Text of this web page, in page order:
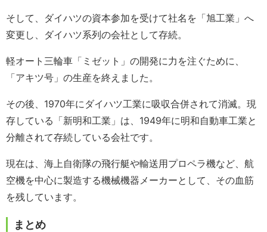
そして、ダイハツの資本参加を受けて社名を「旭工業」へ
変更し、ダイハツ系列の会社として存続。
軽オート三輪車「ミゼット」の開発に力を注ぐために、
「アキツ号」の生産を終えました。
その後、1970年にダイハツ工業に吸収合併されて消滅。現
存している「新明和工業」は、1949年に明和自動車工業と
分離されて存続している会社です。
現在は、海上自衛隊の飛行艇や輸送用プロペラ機など、航
空機を中心に製造する機械機器メーカーとして、その血筋
を残しています。
まとめ